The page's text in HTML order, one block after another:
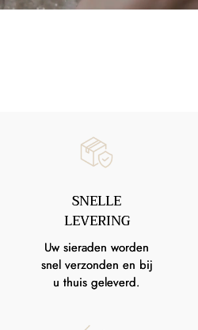
SNELLE
LEVERING
Uw sieraden worden
snel verzonden en bij
u thuis geleverd.